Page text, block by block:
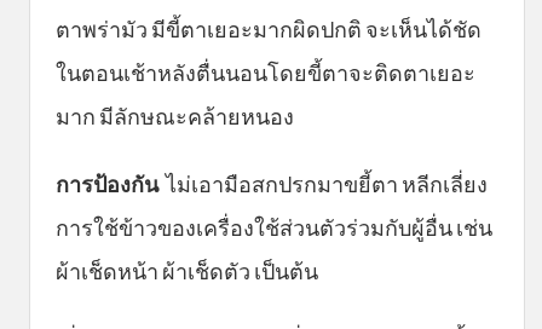
ตาพร่ามัว มีขี้ตาเยอะมากผิดปกติ จะเห็นได้ชัด
ในตอนเช้าหลังตื่นนอนโดยขี้ตาจะติดตาเยอะ
มาก มีลักษณะคล้ายหนอง
การป้องกันไม่เอามือสกปรกมาขยี้ตา หลีกเลี่ยง
การใช้ข้าวของเครื่องใช้ส่วนตัวร่วมกับผู้อื่น เช่น
ผ้าเช็ดหน้า ผ้าเช็ดตัว เป็นต้น